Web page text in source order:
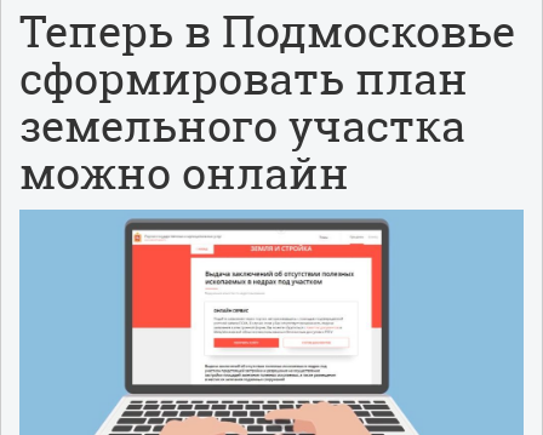
Теперь в Подмосковье
сформировать план
земельного участка
можно онлайн